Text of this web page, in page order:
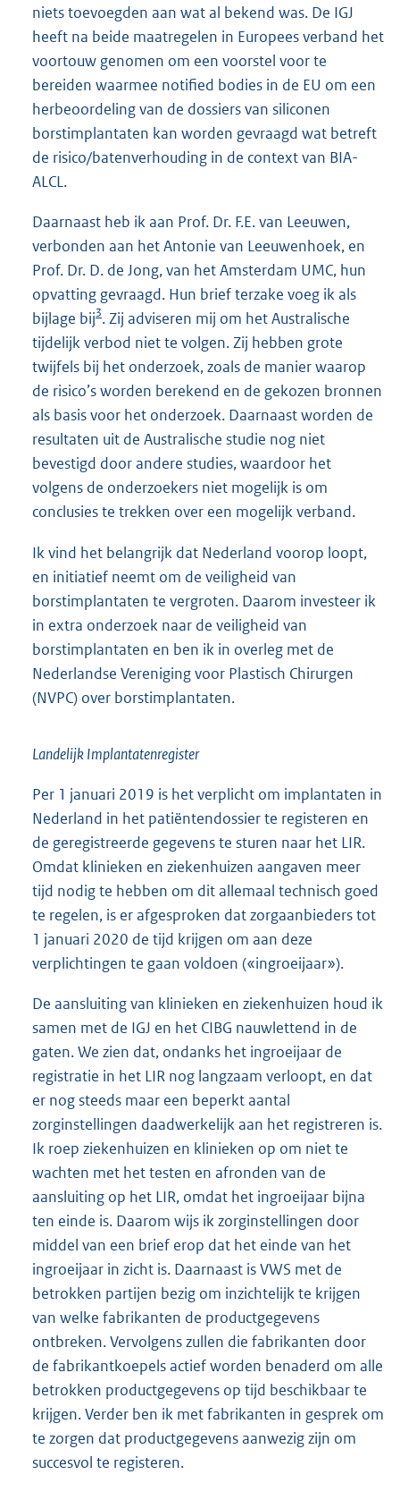
niets toevoegden aan wat al bekend was. De IGJ
heeft na beide maatregelen in Europees verband het
voortouw genomen om een voorstel voor te
bereiden waarmee notified bodies in de EU om een
herbeoordeling van de dossiers van siliconen
borstimplantaten kan worden gevraagd wat betreft
de risico/batenverhouding in de context van BIA-
ALCL.
Daarnaast heb ik aan Prof. Dr. F.E. van Leeuwen,
verbonden aan het Antonie van Leeuwenhoek, en
Prof. Dr. D. de Jong, van het Amsterdam UMC, hun
opvatting gevraagd. Hun brief terzake voeg ik als
bijlage bij3. Zij adviseren mij om het Australische
tijdelijk verbod niet te volgen. Zij hebben grote
twijfels bij het onderzoek, zoals de manier waarop
de risico’s worden berekend en de gekozen bronnen
als basis voor het onderzoek. Daarnaast worden de
resultaten uit de Australische studie nog niet
bevestigd door andere studies, waardoor het
volgens de onderzoekers niet mogelijk is om
conclusies te trekken over een mogelijk verband.
Ik vind het belangrijk dat Nederland voorop loopt,
en initiatief neemt om de veiligheid van
borstimplantaten te vergroten. Daarom investeer ik
in extra onderzoek naar de veiligheid van
borstimplantaten en ben ik in overleg met de
Nederlandse Vereniging voor Plastisch Chirurgen
(NVPC) over borstimplantaten.
Landelijk Implantatenregister
Per 1 januari 2019 is het verplicht om implantaten in
Nederland in het patiëntendossier te registeren en
de geregistreerde gegevens te sturen naar het LIR.
Omdat klinieken en ziekenhuizen aangaven meer
tijd nodig te hebben om dit allemaal technisch goed
te regelen, is er afgesproken dat zorgaanbieders tot
1 januari 2020 de tijd krijgen om aan deze
verplichtingen te gaan voldoen («ingroeijaar»).
De aansluiting van klinieken en ziekenhuizen houd ik
samen met de IGJ en het CIBG nauwlettend in de
gaten. We zien dat, ondanks het ingroeijaar de
registratie in het LIR nog langzaam verloopt, en dat
er nog steeds maar een beperkt aantal
zorginstellingen daadwerkelijk aan het registreren is.
Ik roep ziekenhuizen en klinieken op om niet te
wachten met het testen en afronden van de
aansluiting op het LIR, omdat het ingroeijaar bijna
ten einde is. Daarom wijs ik zorginstellingen door
middel van een brief erop dat het einde van het
ingroeijaar in zicht is. Daarnaast is VWS met de
betrokken partijen bezig om inzichtelijk te krijgen
van welke fabrikanten de productgegevens
ontbreken. Vervolgens zullen die fabrikanten door
de fabrikantkoepels actief worden benaderd om alle
betrokken productgegevens op tijd beschikbaar te
krijgen. Verder ben ik met fabrikanten in gesprek om
te zorgen dat productgegevens aanwezig zijn om
succesvol te registeren.